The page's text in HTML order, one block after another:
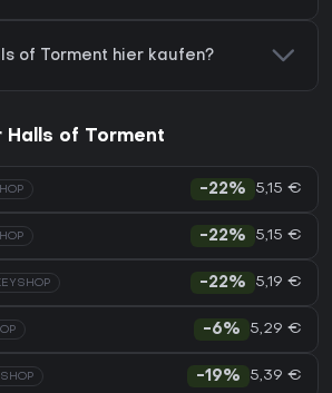
of Torment hier kaufen?
of Torment
-22% 5,15 €
-22% 5,15 €
-22% 5,19 €
-6% 5,29 €
-19% 5,39 €